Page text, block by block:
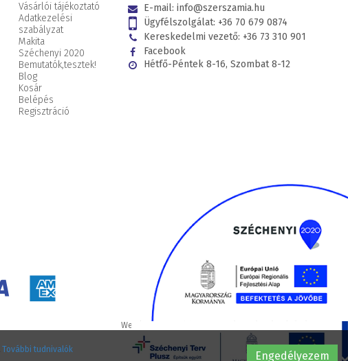
További tudnivalók Engedélyezem
Vásárlói tájékoztató
Adatkezelési
szabályzat
Makita
Széchenyi 2020
Bemutatók,tesztek!
Blog
Kosár
Belépés
Regisztráció
E-mail: info@szerszamia.hu
Ügyfélszolgálat: +36 70 679 0874
Kereskedelmi vezető: +36 73 310 901
Facebook
Hétfő-Péntek 8-16, Szombat 8-12
Webáruház készítés